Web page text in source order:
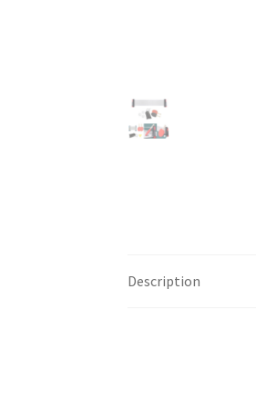
Description